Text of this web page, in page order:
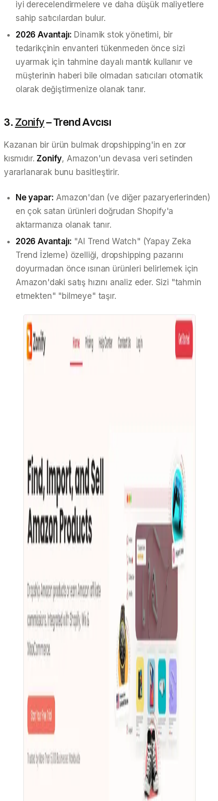
iyi derecelendirmelere ve daha düşük maliyetlere
sahip satıcılardan bulur.
2026 Avantajı: Dinamik stok yönetimi, bir
tedarikçinin envanteri tükenmeden önce sizi
uyarmak için tahmine dayalı mantık kullanır ve
müşterinin haberi bile olmadan satıcıları otomatik
olarak değiştirmenize olanak tanır.
3. Zonify– Trend Avcısı
Kazanan bir ürün bulmak dropshipping'in en zor
kısmıdır. Zonify, Amazon'un devasa veri setinden
yararlanarak bunu basitleştirir.
Ne yapar: Amazon'dan (ve diğer pazaryerlerinden)
en çok satan ürünleri doğrudan Shopify'a
aktarmanıza olanak tanır.
2026 Avantajı: "AI Trend Watch" (Yapay Zeka
Trend İzleme) özelliği, dropshipping pazarını
doyurmadan önce ısınan ürünleri belirlemek için
Amazon'daki satış hızını analiz eder. Sizi "tahmin
etmekten" "bilmeye" taşır.